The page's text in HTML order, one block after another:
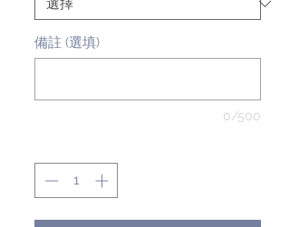
備註 (選填)
0/500